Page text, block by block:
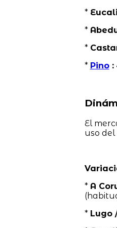
*
*
*
* Pino:
El
uso del
* A
* Lugo